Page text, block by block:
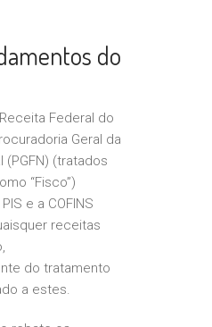
do
Federal do
Geral da
(PGFN) (tratados
“Fisco”)
e a COFINS
receitas
do tratamento
a estes.